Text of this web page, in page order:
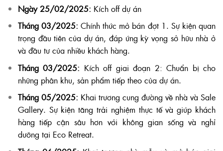
Ngày 25/02/2025: Kích off dự án
Tháng 03/2025: Chính thức mở bán đợt 1. Sự kiện quan
trọng đầu tiên của dự án, đáp ứng kỳ vọng sở hữu nhà ở
và đầu tư của nhiều khách hàng.
Tháng 03/2025: Kích off giai đoạn 2: Chuẩn bị cho
những phân khu, sản phẩm tiếp theo của dự án.
Tháng 05/2025: Khai trương cung đường về nhà và Sale
Gallery. Sự kiện tăng trải nghiệm thực tế và giúp khách
hàng tiếp cận sâu hơn với không gian sống và nghỉ
dưỡng tại Eco Retreat.